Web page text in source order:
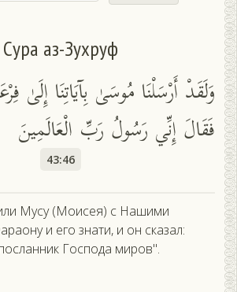
Сура аз-Зухруф
وَلَقَدْ أَرْسَلْنَا مُوسَىٰ بِآيَاتِنَا إِلَىٰ
فَقَالَ إِنِّي رَسُولُ رَبِّ الْعَالَمِينَ
43:46
Мусу (Моисея) с Нашими
и его знати, и он сказал:
Господа миров".